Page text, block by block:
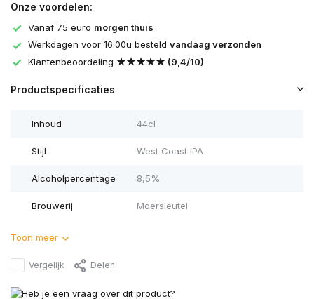
Onze voordelen:
Vanaf 75 euro morgen thuis
Werkdagen voor 16.00u besteld vandaag verzonden
Klantenbeoordeling ★★★★★ (9,4/10)
Productspecificaties
Inhoud 44cl
Stijl West Coast IPA
Alcoholpercentage 8,5%
Brouwerij Moersleutel
Toon meer
Vergelijk Delen